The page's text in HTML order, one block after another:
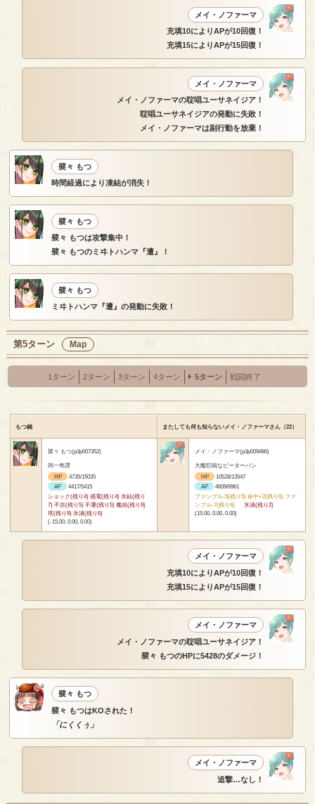
メイ・ノファーマ
充填10によりAPが10回復！
充填15によりAPが15回復！
メイ・ノファーマ
メイ・ノファーマの聢唱ユーサネイジア！
聢唱ユーサネイジアの発動に失敗！
メイ・ノファーマは副行動を放棄！
襞々 もつ
時間経過により凍結が消失！
襞々 もつ
襞々 もつは攻撃集中！
襞々 もつのミヰトハンマ『遭』！
襞々 もつ
ミヰトハンマ『遭』の発動に失敗！
第5ターン Map
1ターン 2ターン 3ターン 4ターン 5ターン 戦闘終了
もつ鍋 またしても何も知らないメイ・ノファーマさん（22）
襞々 もつ(p3p007352)
同一奇譚
HP
4735/15035
AP
4417/5415
ショック(残り4) 感電(残り4) 氷結(残り
7) 不吉(残り5) 不運(残り5) 魔凶(残り9)
塔(残り9) 氷漬(残り6)
(-15.00, 0.00, 0.00)
メイ・ノファーマ(p3p009486)
大艦巨砲なピーターパン
HP
10528/13547
AP
4609/6961
ファンブル-5(残り5) 命中+2(残り6) ファ
ンブル-7(残り6)
氷漬(残り2)
(15.00, 0.00, 0.00)
メイ・ノファーマ
充填10によりAPが10回復！
充填15によりAPが15回復！
メイ・ノファーマ
メイ・ノファーマの聢唱ユーサネイジア！
襞々 もつのHPに5428のダメージ！
襞々 もつ
襞々 もつはKOされた！
「にくくぅ」
メイ・ノファーマ
追撃…なし！